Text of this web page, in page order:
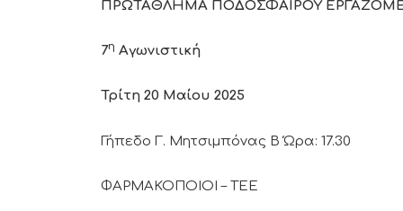
ΠΡΩΤΑΘΛΗΜΑ ΠΟΔΟΣΦΑΙΡΟΥ
7η Αγωνιστική
Τρίτη 20 Μαίου 2025
Γήπεδο Γ. Μητσιμπόνας Β Ώρα: 17.30
ΦΑΡΜΑΚΟΠΟΙΟΙ – ΤΕΕ